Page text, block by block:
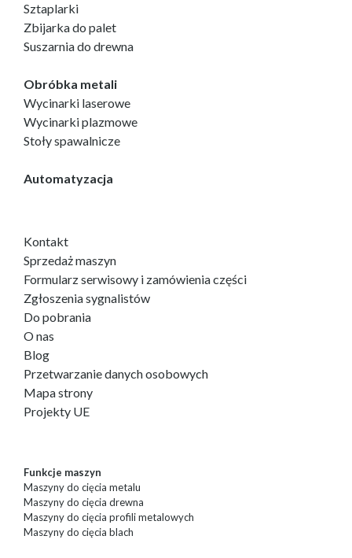
Sztaplarki
Zbijarka do palet
Suszarnia do drewna
Obróbka metali
Wycinarki laserowe
Wycinarki plazmowe
Stoły spawalnicze
Automatyzacja
Kontakt
Sprzedaż maszyn
Formularz serwisowy i zamówienia części
Zgłoszenia sygnalistów
Do pobrania
O nas
Blog
Przetwarzanie danych osobowych
Mapa strony
Projekty UE
Funkcje maszyn
Maszyny do cięcia metalu
Maszyny do cięcia drewna
Maszyny do cięcia profili metalowych
Maszyny do cięcia blach